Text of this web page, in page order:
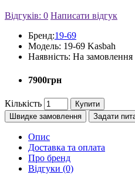
Відгуків: 0 Написати відгук
Бренд:19-69
Модель: 19-69 Kasbah
Наявність: На
7900грн
Кількість
Купити
Швидке замовлення
Задати
Опис
Доставка та оплата
Про бренд
Відгуки (0)